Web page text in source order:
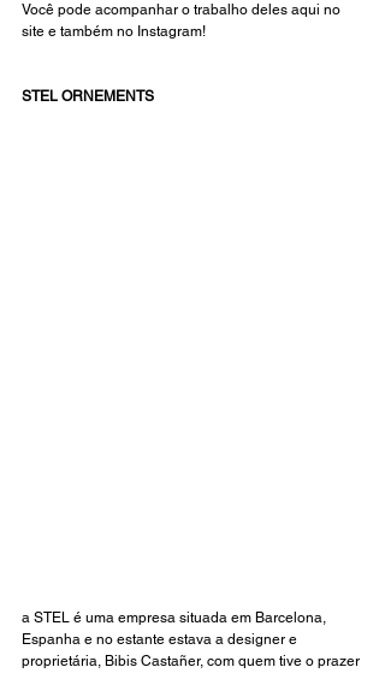
Você pode acompanhar o trabalho deles aqui no
site e também no Instagram!
STEL ORNEMENTS
a STEL é uma empresa situada em Barcelona,
Espanha e no estante estava a designer e
proprietária, Bibis Castañer, com quem tive o prazer